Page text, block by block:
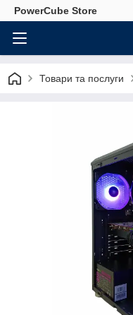
PowerCube Store
Товари та послуги